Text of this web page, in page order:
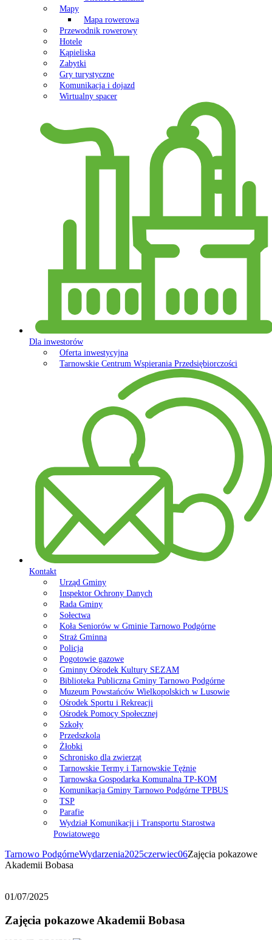
Mapy
Mapa rowerowa
Przewodnik rowerowy
Hotele
Kąpieliska
Zabytki
Gry turystyczne
Komunikacja i dojazd
Wirtualny spacer
Dla inwestorów
Oferta inwestycyjna
Tarnowskie Centrum Wspierania Przedsiębiorczości
Kontakt
Urząd Gminy
Inspektor Ochrony Danych
Rada Gminy
Sołectwa
Koła Seniorów w Gminie Tarnowo Podgórne
Straż Gminna
Policja
Pogotowie gazowe
Gminny Ośrodek Kultury SEZAM
Biblioteka Publiczna Gminy Tarnowo Podgórne
Muzeum Powstańców Wielkopolskich w Lusowie
Ośrodek Sportu i Rekreacji
Ośrodek Pomocy Społecznej
Szkoły
Przedszkola
Żłobki
Schronisko dla zwierząt
Tarnowskie Termy i Tarnowskie Tężnie
Tarnowska Gospodarka Komunalna TP-KOM
Komunikacja Gminy Tarnowo Podgórne TPBUS
TSP
Parafie
Wydział Komunikacji i Transportu Starostwa
Powiatowego
Tarnowo PodgórneWydarzenia2025czerwiec06Zajęcia pokazowe
Akademii Bobasa
01/07/2025
Zajęcia pokazowe Akademii Bobasa